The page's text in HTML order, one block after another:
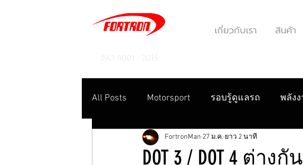
เกี่ยวกับเรา สินค้า
ISO 9001 : 2015
All Posts Motorsport รอบรู้ดูแลรถ พลัง
DOT 3 / DOT 4 ต่
FortronMan 27 ม.ค. ยาว 2 นาที